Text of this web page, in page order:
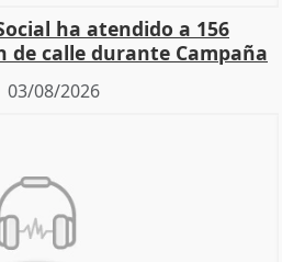
ha atendido a 156
de calle durante Campaña
03/08/2026